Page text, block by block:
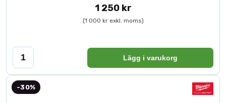
1 250 kr
(1 000 kr exkl. moms)
Lägg i varukorg
-30%